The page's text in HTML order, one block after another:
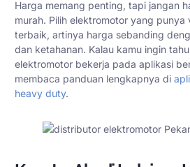
Harga memang penting, tapi jangan
murah. Pilih elektromotor yang punya
terbaik, artinya harga sebanding
dan ketahanan. Kalau kamu ingin
elektromotor bekerja pada aplikasi
membaca panduan lengkapnya di
heavy duty.